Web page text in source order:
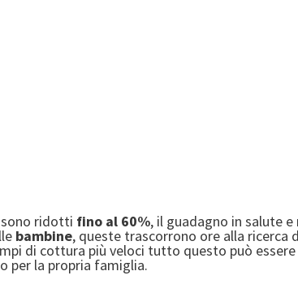
ridotti fino al 60%, il guadagno in salute
bambine, queste trascorrono ore alla ricerca
di cottura più veloci tutto questo può
per la propria famiglia.